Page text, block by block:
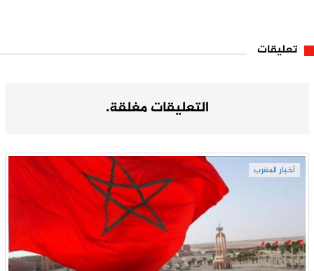
تعليقات
التعليقات مغلقة.
أخبار المغرب